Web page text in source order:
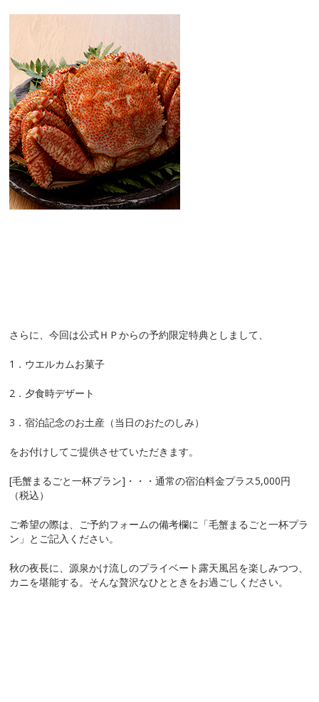
さらに、今回は公式ＨＰからの予約限定特典としまして、
1．ウエルカムお菓子
2．夕食時デザート
3．宿泊記念のお土産（当日のおたのしみ）
をお付けしてご提供させていただきます。
[毛蟹まるごと一杯プラン]・・・通常の宿泊料金プラス5,000円
（税込）
ご希望の際は、ご予約フォームの備考欄に「毛蟹まるごと一杯プラ
ン」とご記入ください。
秋の夜長に、源泉かけ流しのプライベート露天風呂を楽しみつつ、
カニを堪能する。そんな贅沢なひとときをお過ごしください。